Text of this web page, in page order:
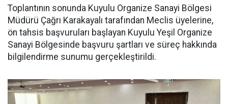
Toplantının sonunda Kuyulu Organize Sanayi Bölgesi
Müdürü Çağrı Karakayalı tarafından Meclis üyelerine,
ön tahsis başvuruları başlayan Kuyulu Yeşil Organize
Sanayi Bölgesinde başvuru şartları ve süreç hakkında
bilgilendirme sunumu gerçekleştirildi.